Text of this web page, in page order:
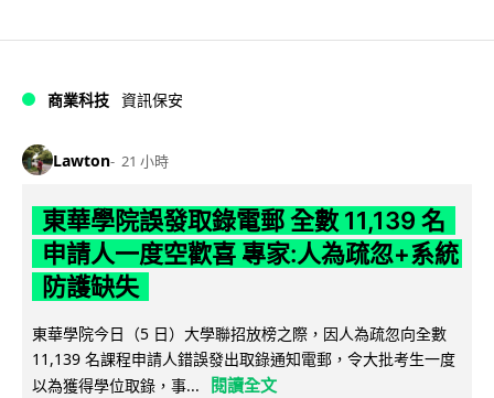
商業科技 資訊保安
Lawton 21 小時
東華學院誤發取錄電郵 全數 11,139 名
申請人一度空歡喜 專家:人為疏忽+系統
防護缺失
東華學院今日（5 日）大學聯招放榜之際，因人為疏忽向全數
11,139 名課程申請人錯誤發出取錄通知電郵，令大批考生一度
以為獲得學位取錄，事...
閱讀全文